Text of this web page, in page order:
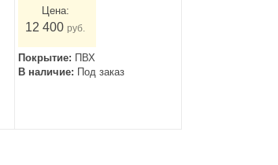
Цена:
12 400 руб.
Покрытие: ПВХ
В наличие: Под заказ